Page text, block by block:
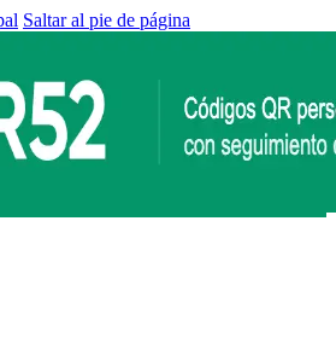
Saltar al pie de página